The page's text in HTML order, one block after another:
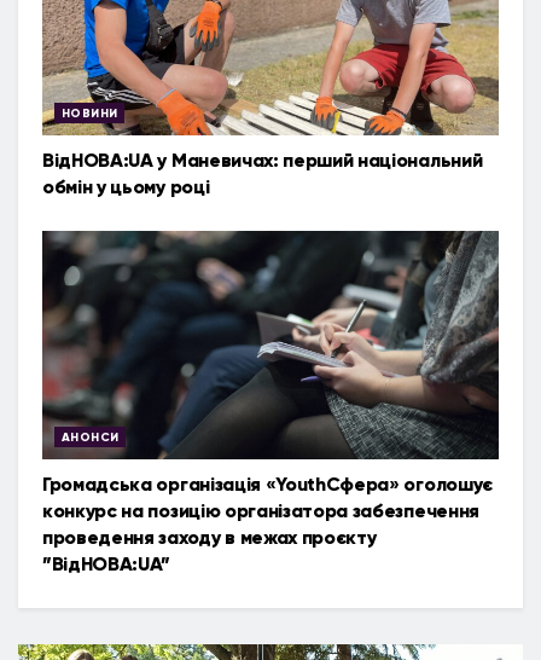
НОВИНИ
ВідНОВА:UA у Маневичах: перший національний
обмін у цьому році
АНОНСИ
Громадська організація «YouthСфера» оголошує
конкурс на позицію організатора забезпечення
проведення заходу в межах проєкту
”ВідНОВА:UA”